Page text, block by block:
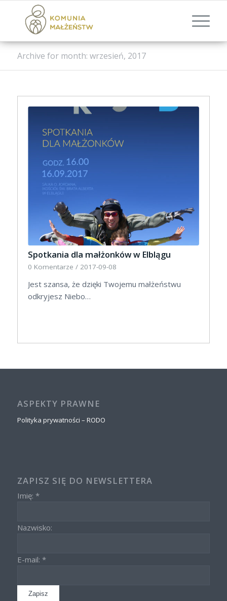
Archive for month: wrzesień, 2017
Spotkania dla małżonków w Elblągu
0 Komentarze / 2017-09-08
Jest szansa, że dzięki Twojemu małżeństwu
odkryjesz Niebo…
ASPEKTY PRAWNE
Polityka prywatności – RODO
ZAPISZ SIĘ DO NEWSLETTERA
Imię: *
Nazwisko:
E-mail: *